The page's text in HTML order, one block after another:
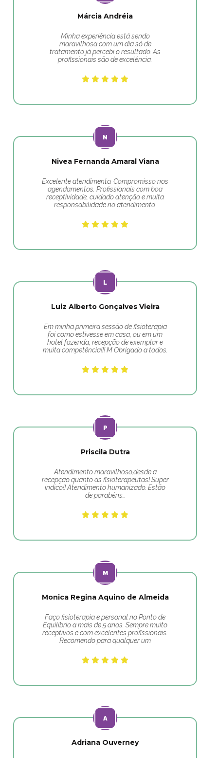
Márcia Andréia
Minha experiência está sendo
maravilhosa com um dia só de
tratamento já percebi o resultado. As
profissionais são de excelência.
Nivea Fernanda Amaral Viana
Excelente atendimento. Compromisso nos
agendamentos. Profissionais com boa
receptividade, cuidado atenção e muita
responsabilidade no atendimento.
Luiz Alberto Gonçalves Vieira
Em minha primeira sessão de fisioterapia
foi como estivesse em casa, ou em um
hotel fazenda, recepção de exemplar e
muita competência!!! M Obrigado a todos.
Priscila Dutra
Atendimento maravilhoso,desde a
recepção quanto as fisioterapeutas! Super
indico!! Atendimento humanizado. Estão
de parabéns…
Monica Regina Aquino de Almeida
Faço fisioterapia e personal no Ponto de
Equilibrio a mais de 5 anos. Sempre muito
receptivos e com excelentes profissionais.
Recomendo para qualquer um
Adriana Ouverney